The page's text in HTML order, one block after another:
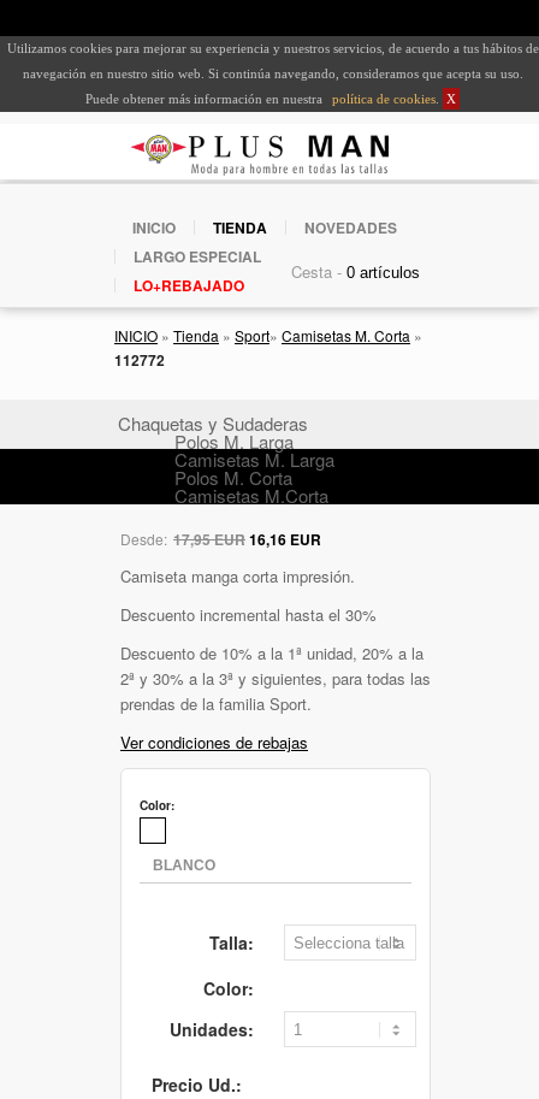
Utilizamos cookies para mejorar su experiencia y nuestros servicios, de acuerdo a tus hábitos de
navegación en nuestro sitio web. Si continúa navegando, consideramos que acepta su uso.
Puede obtener más información en nuestra
política de cookies X
INICIO TIENDA
NOVEDADES
LARGO ESPECIAL
LO+REBAJADO
Cesta -
INICIO » Tienda » Sport» Camisetas M. Corta »
112772
Chaquetas y Sudaderas
Polos M. Larga
Camisetas M. Larga
Polos M. Corta
Camisetas M.Corta
Desde: 17,95 EUR16,16 EUR
Camiseta manga corta impresión.
Descuento incremental hasta el 30%
Descuento de 10% a la 1ª unidad, 20% a la
2ª y 30% a la 3ª y siguientes, para todas las
prendas de la familia Sport.
Ver condiciones de rebajas
Color:
Talla:
Color:
Unidades:
Precio Ud.: